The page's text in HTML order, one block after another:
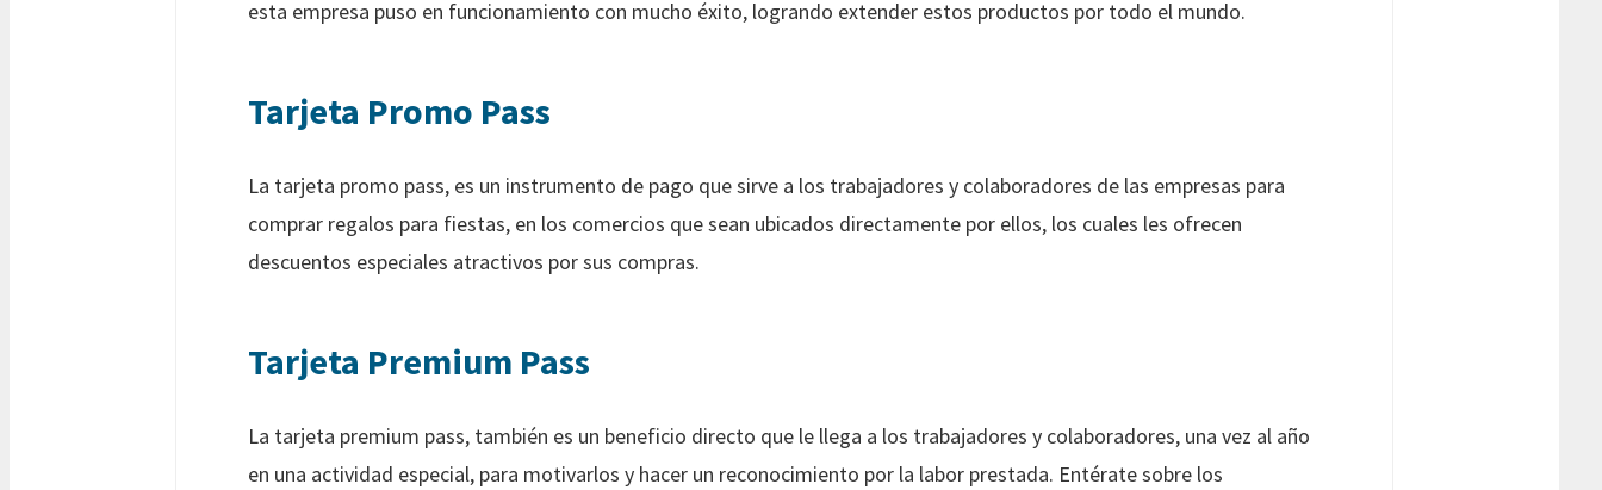
esta empresa puso en funcionamiento con mucho éxito, logrando extender estos productos por todo el mundo.
Tarjeta Promo Pass
La tarjeta promo pass, es un instrumento de pago que sirve a los trabajadores y colaboradores de las empresas para
comprar regalos para fiestas, en los comercios que sean ubicados directamente por ellos, los cuales les ofrecen
descuentos especiales atractivos por sus compras.
Tarjeta Premium Pass
La tarjeta premium pass, también es un beneficio directo que le llega a los trabajadores y colaboradores, una vez al año
en una actividad especial, para motivarlos y hacer un reconocimiento por la labor prestada. Entérate sobre los